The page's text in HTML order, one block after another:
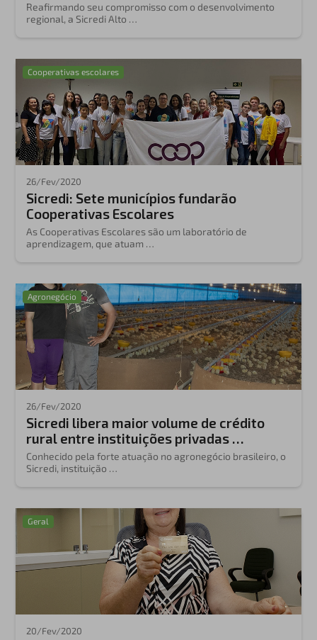
Reafirmando seu compromisso com o desenvolvimento
regional, a Sicredi Alto …
Cooperativas escolares
26/Fev/2020
Sicredi: Sete municípios fundarão
Cooperativas Escolares
As Cooperativas Escolares são um laboratório de
aprendizagem, que atuam …
Agronegócio
26/Fev/2020
Sicredi libera maior volume de crédito
rural entre instituições privadas …
Conhecido pela forte atuação no agronegócio brasileiro, o
Sicredi, instituição …
Geral
20/Fev/2020